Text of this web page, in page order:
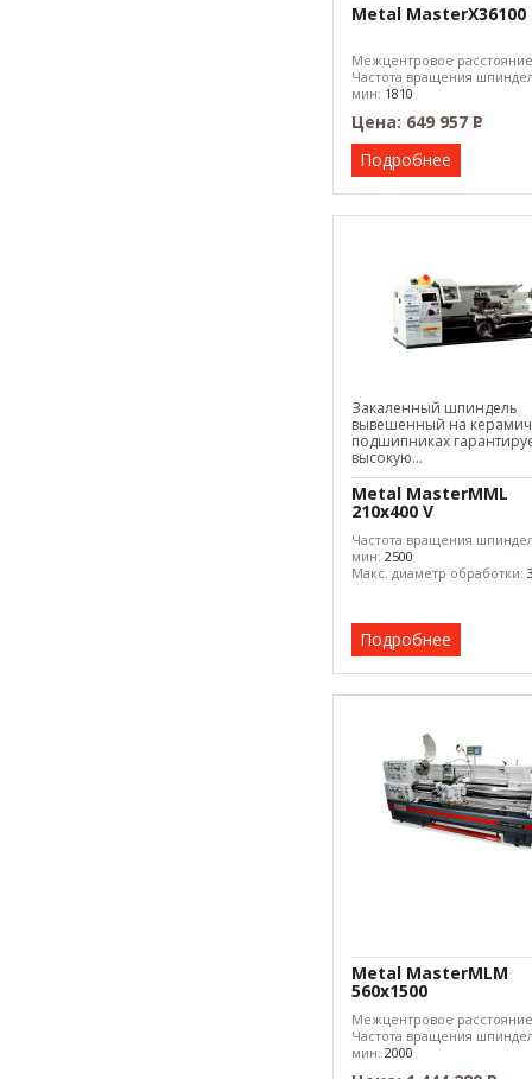
Metal MasterX36100
Межцентровое
Частота вращения
мин: 1810
Цена: 649 957 Р
–
Подробнее
Закаленный шпиндель
вывешенный на
подшипниках
высокую...
Metal MasterMML
210x400 V
Частота вращения
мин: 2500
Макс. диаметр обработки:
Подробнее
Metal MasterMLM
560x1500
Межцентровое
Частота вращения
мин: 2000